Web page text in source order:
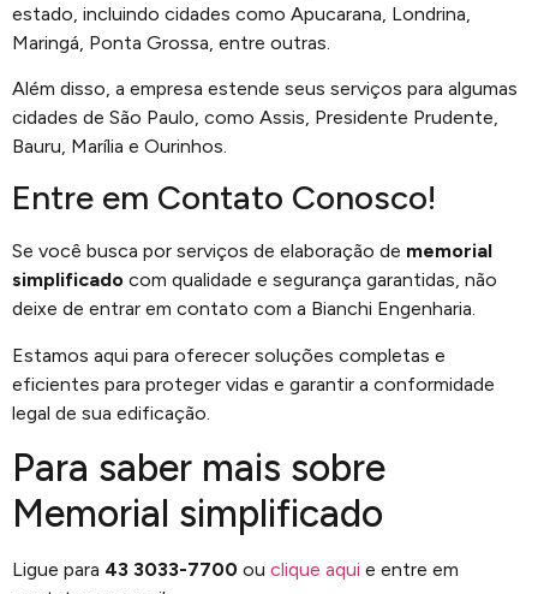
estado, incluindo cidades como Apucarana, Londrina,
Maringá, Ponta Grossa, entre outras.
Além disso, a empresa estende seus serviços para algumas
cidades de São Paulo, como Assis, Presidente Prudente,
Bauru, Marília e Ourinhos.
Entre em Contato Conosco!
Se você busca por serviços de elaboração de memorial
simplificado com qualidade e segurança garantidas, não
deixe de entrar em contato com a Bianchi Engenharia.
Estamos aqui para oferecer soluções completas e
eficientes para proteger vidas e garantir a conformidade
legal de sua edificação.
Para saber mais sobre
Memorial simplificado
Ligue para 43 3033-7700 ou clique aqui e entre em